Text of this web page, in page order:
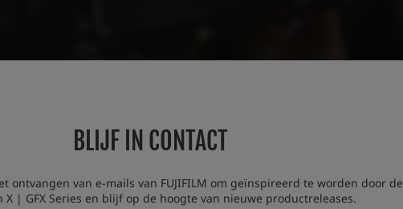
BLIJF IN CONTACT
ontvangen van e-mails van FUJIFILM om geïnspireerd te worden door de
X | GFX Series en blijf op de hoogte van nieuwe productreleases.